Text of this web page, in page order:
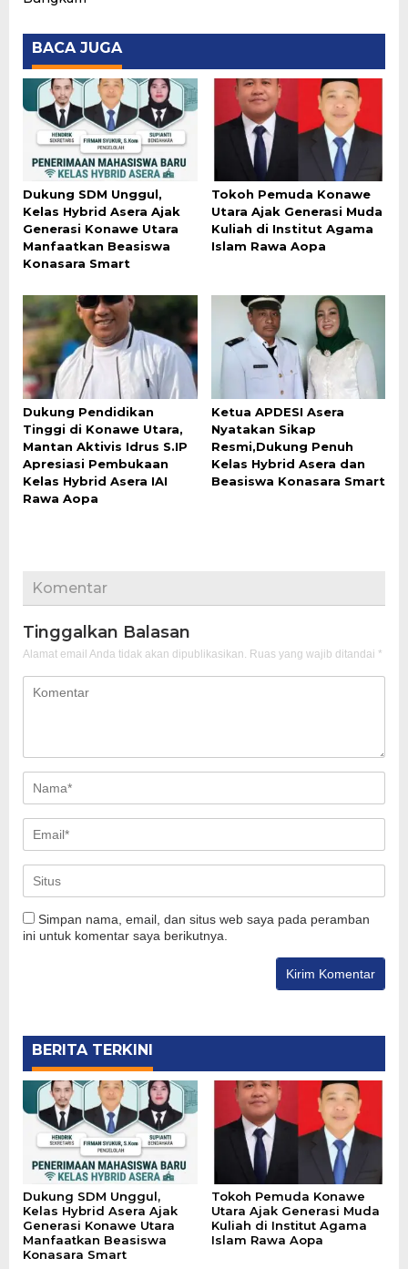
BACA JUGA
Dukung SDM Unggul,
Kelas Hybrid Asera Ajak
Generasi Konawe Utara
Manfaatkan Beasiswa
Konasara Smart
Tokoh Pemuda Konawe
Utara Ajak Generasi Muda
Kuliah di Institut Agama
Islam Rawa Aopa
Dukung Pendidikan
Tinggi di Konawe Utara,
Mantan Aktivis Idrus S.IP
Apresiasi Pembukaan
Kelas Hybrid Asera IAI
Rawa Aopa
Ketua APDESI Asera
Nyatakan Sikap
Resmi,Dukung Penuh
Kelas Hybrid Asera dan
Beasiswa Konasara Smart
Komentar
Tinggalkan Balasan
Alamat email Anda tidak akan dipublikasikan. Ruas yang wajib ditandai *
Simpan nama, email, dan situs web saya pada peramban
ini untuk komentar saya berikutnya.
BERITA TERKINI
Dukung SDM Unggul,
Kelas Hybrid Asera Ajak
Generasi Konawe Utara
Manfaatkan Beasiswa
Konasara Smart
Tokoh Pemuda Konawe
Utara Ajak Generasi Muda
Kuliah di Institut Agama
Islam Rawa Aopa